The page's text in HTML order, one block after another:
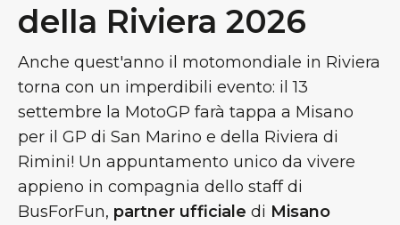
della Riviera 2026
Anche quest'anno il motomondiale in Riviera
torna con un imperdibili evento: il 13
settembre la MotoGP farà tappa a Misano
per il GP di San Marino e della Riviera di
Rimini! Un appuntamento unico da vivere
appieno in compagnia dello staff di
BusForFun, partner ufficiale di Misano